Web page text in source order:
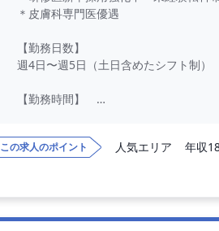
＊皮膚科専門医優遇
【勤務日数】
週4日〜週5日（土日含めたシフト制）
【勤務時間】
＊時短勤務不可
・ボトックス注入
・ヒアルロン酸注入
この求人のポイント 人気エリア 年収